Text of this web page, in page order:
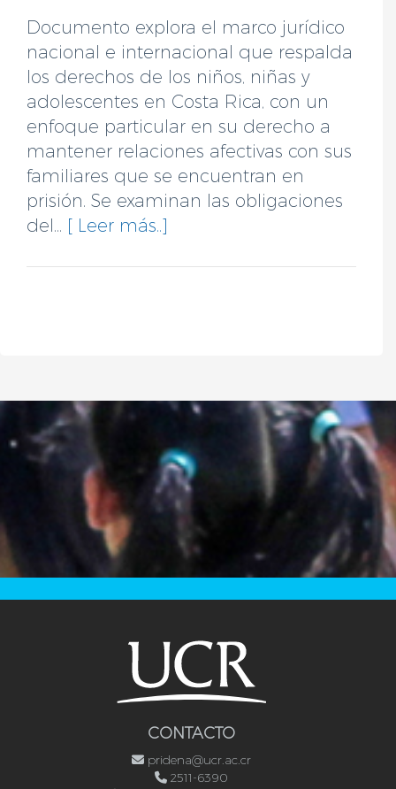
Documento explora el marco jurídico
nacional e internacional que respalda
los derechos de los niños, niñas y
adolescentes en Costa Rica, con un
enfoque particular en su derecho a
mantener relaciones afectivas con sus
familiares que se encuentran en
prisión. Se examinan las obligaciones
del... [ Leer más..]
CONTACTO
pridena@ucr.ac.cr
2511-6390